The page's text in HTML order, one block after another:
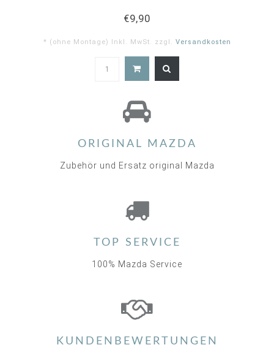
€9,90
* (ohne Montage) Inkl. MwSt. zzgl. Versandkosten
ORIGINAL MAZDA
Zubehör und Ersatz original Mazda
TOP SERVICE
100% Mazda Service
KUNDENBEWERTUNGEN